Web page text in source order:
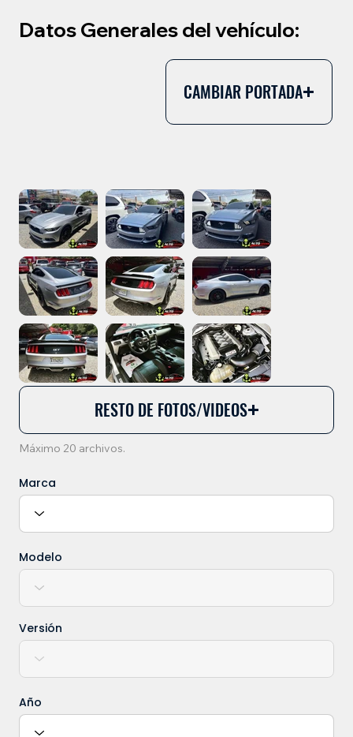
CAMBIAR PORTADA
RESTO DE FOTOS/VIDEOS
Máximo 20 archivos.
Datos Generales del vehículo:
Marca
Modelo
Versión
Año